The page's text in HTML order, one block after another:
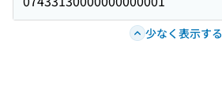
少なく表示する